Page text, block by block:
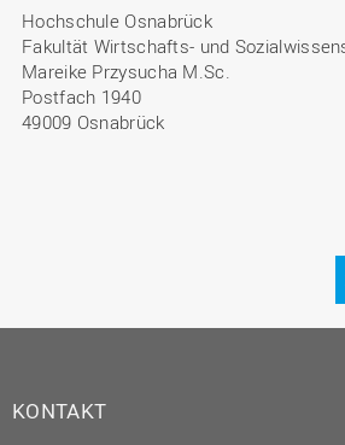
Hochschule Osnabrück
Fakultät Wirtschafts- und
Mareike Przysucha M.Sc.
Postfach 1940
49009 Osnabrück
KONTAKT